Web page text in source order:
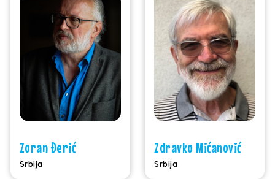
Zoran Đerić
Srbija
Zdravko Mićanović
Srbija